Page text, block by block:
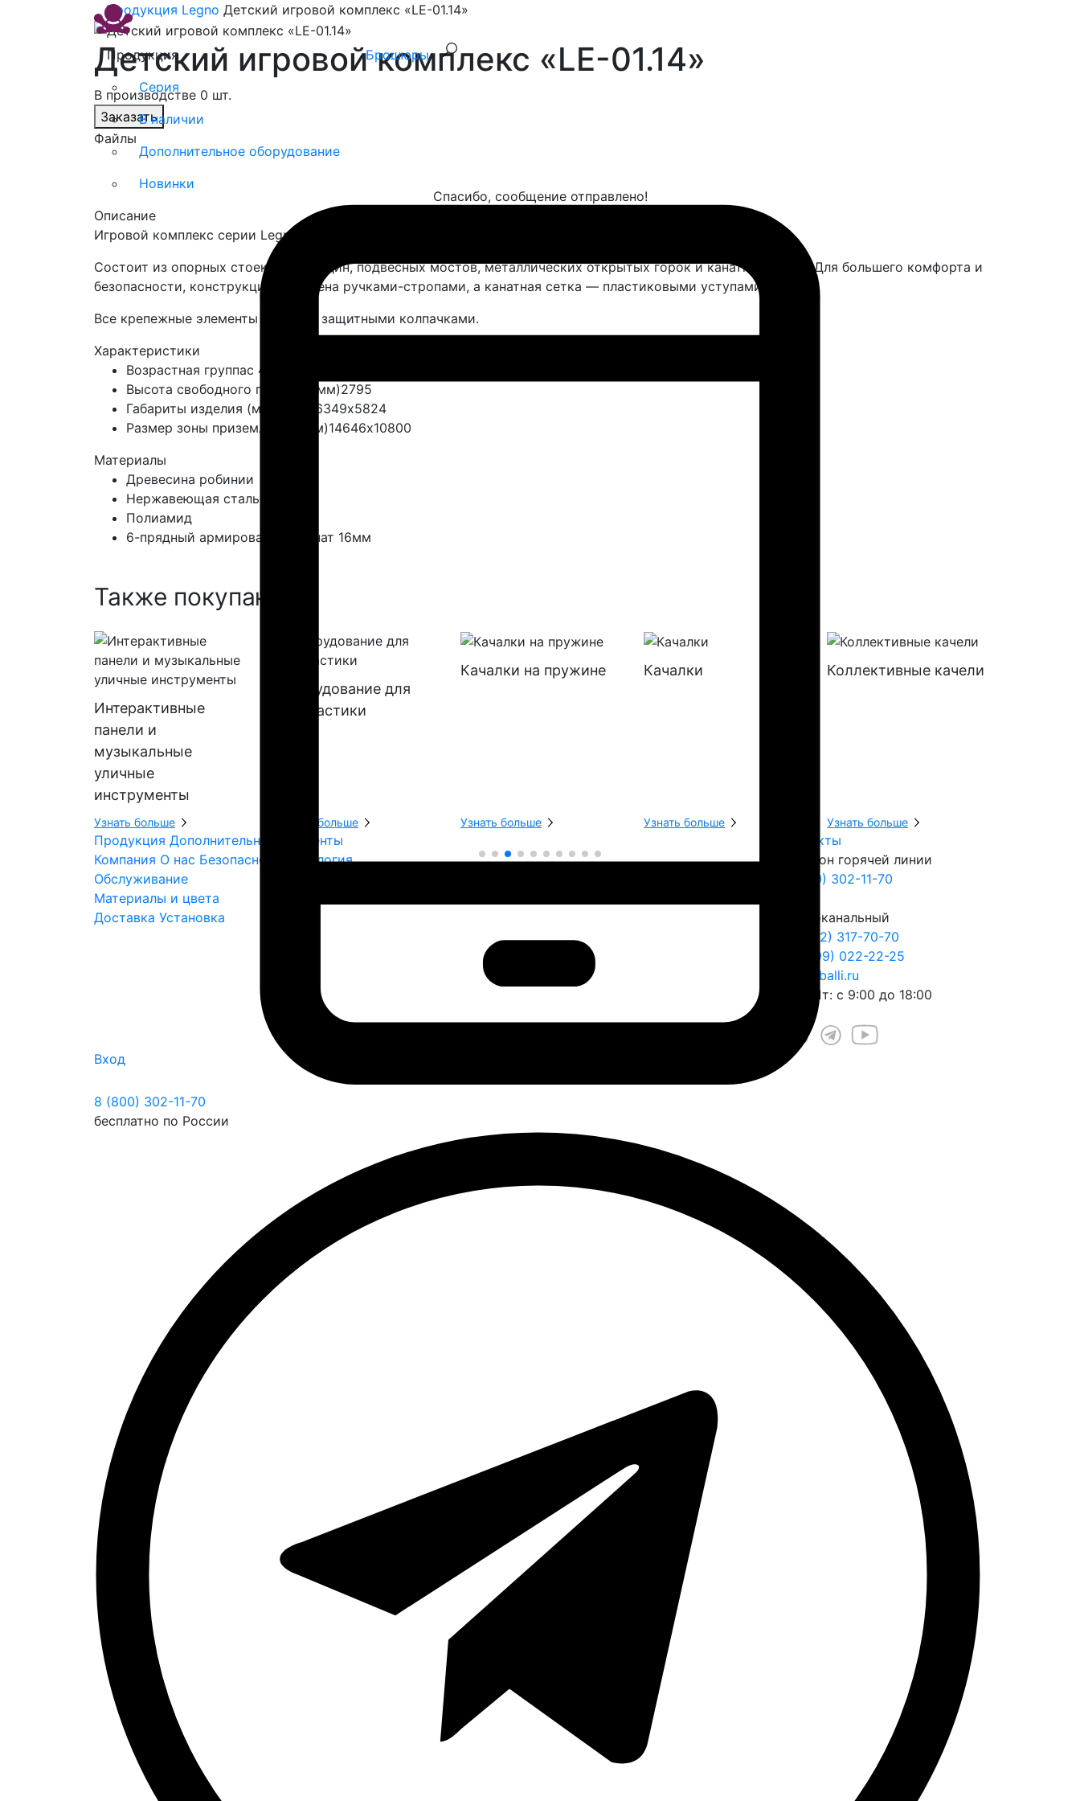
Продукция
Серия
В наличии
Дополнительное оборудование
Новинки
Брошюры
8 (800) 302-11-70
бесплатно по России
Продукция Legno Детский игровой комплекс «LE-01.14»
Детский игровой комплекс «LE-01.14»
В производстве 0 шт.
Заказать
Файлы
Спасибо, сообщение отправлено!
Описание
Игровой комплекс серии Legno «LE-01.14». Устанавливается на детских уличных площадках.
Состоит из опорных стоек, перекладин, подвесных мостов, металлических открытых горок и канатной сетки. Для большего комфорта и
безопасности, конструкция оснащена ручками-стропами, а канатная сетка — пластиковыми уступами.
Все крепежные элементы закрыты защитными колпачками.
Характеристики
Возрастная группас 4 лет
Высота свободного падения (мм)2795
Габариты изделия (мм)
9646х6349х5824
Размер зоны приземления (мм)14646х10800
Материалы
Древесина робинии
Нержавеющая сталь
Полиамид
6-прядный армированный канат 16мм
Также покупают:
Интерактивные
панели и
музыкальные
уличные
инструменты
Узнать больше
Оборудование для
геопластики
Узнать больше
Качалки на пружине
Узнать больше
Качалки
Узнать больше
Коллективные качели
Узнать больше
Продукция Дополнительные элементы
Компания О нас Безопасность
Экология
Обслуживание
Материалы и цвета
Доставка Установка
Контакты
Телефон горячей линии
8 (800) 302-11-70
Многоканальный
+7 (812) 317-70-70
+7 (999) 022-22-25
play@balli.ru
Пн – Пт: с 9:00 до 18:00
Вход